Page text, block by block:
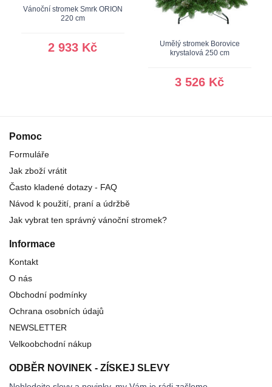
Vánoční stromek Smrk ORION
220 cm
2 933 Kč
Umělý stromek Borovice
krystalová 250 cm
3 526 Kč
Pomoc
Formuláře
Jak zboží vrátit
Často kladené dotazy - FAQ
Návod k použití, praní a údržbě
Jak vybrat ten správný vánoční stromek?
Informace
Kontakt
O nás
Obchodní podmínky
Ochrana osobních údajů
NEWSLETTER
Velkoobchodní nákup
ODBĚR NOVINEK - ZÍSKEJ SLEVY